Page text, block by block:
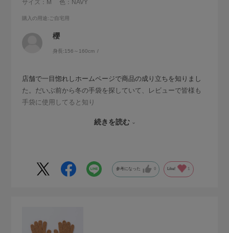
サイズ：M 色：NAVY
購入の用途:ご自宅用
櫻
身長:156～160cm
店舗で一目惚れしホームページで商品の成り立ちを知りまし
た。だいぶ前から冬の手袋を探していて、レビューで皆様も
手袋に使用してると知り
好きな日本製でしかも買いやすいお値段の軍手冬になったら
手が存在するだけで心癒され、冬の楽しみがあることが幸せ
でしかありません。作って下さった皆様 販売して下さった
続きを読む
参考になった 0 Like! 1